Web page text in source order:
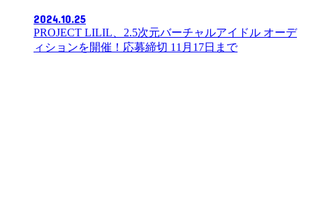
2024.10.25
PROJECT LILIL、2.5次元バーチャルアイドル オーデ
ィションを開催！応募締切 11月17日まで